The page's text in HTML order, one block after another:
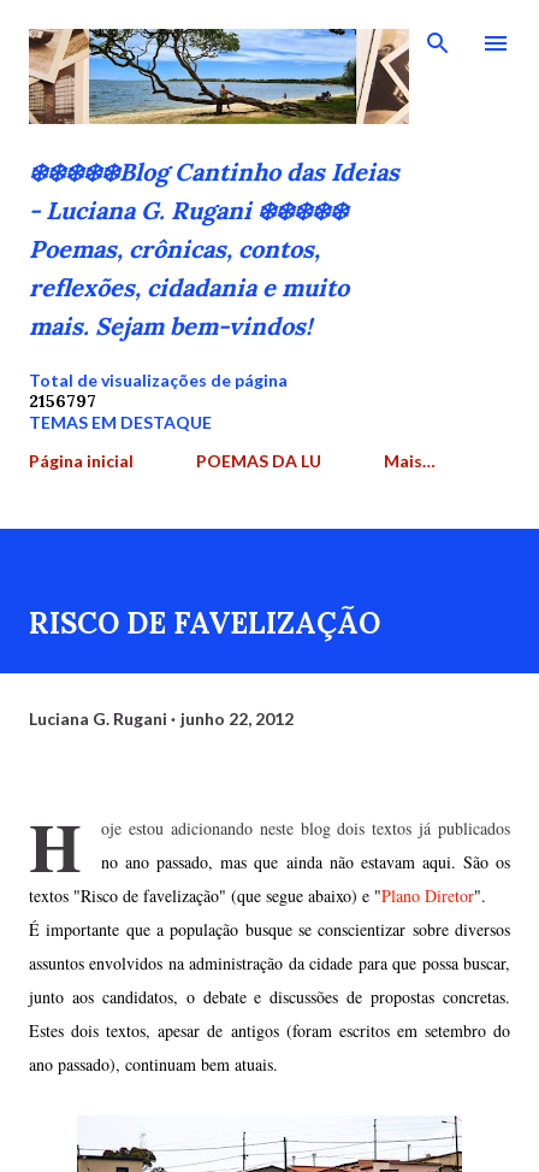
Pular para o conteúdo principal
❄️❄️❄️❄️❄️Blog Cantinho das Ideias
- Luciana G. Rugani ❄️❄️❄️❄️❄️
Poemas, crônicas, contos,
reflexões, cidadania e muito
mais. Sejam bem-vindos!
Total de visualizações de página
2156797
TEMAS EM DESTAQUE
Página inicial
POEMAS DA LU Mais…
RISCO DE FAVELIZAÇÃO
Luciana G. Rugani junho 22, 2012
H
oje estou adicionando neste blog dois textos já publicados
no ano passado, mas que ainda não estavam aqui. São os
textos "Risco de favelização" (que segue abaixo) e "Plano Diretor".
É importante que a população busque se conscientizar sobre diversos
assuntos envolvidos na administração da cidade para que possa buscar,
junto aos candidatos, o debate e discussões de propostas concretas.
Estes dois textos, apesar de antigos (foram escritos em setembro do
ano passado), continuam bem atuais.